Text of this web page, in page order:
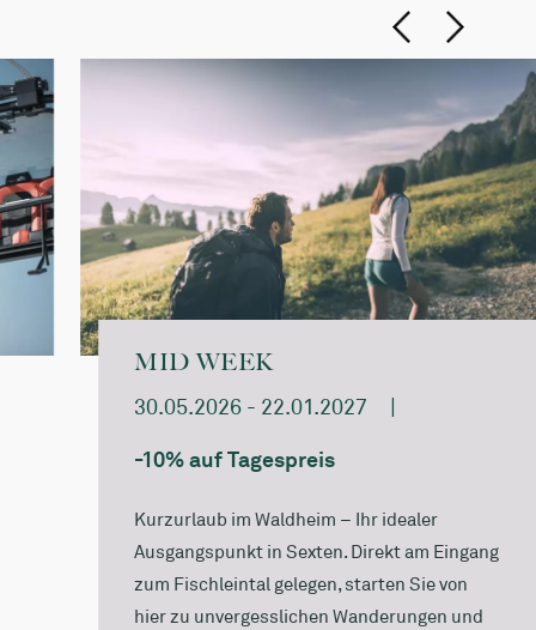
MID WEEK
30.05.2026 - 22.01.2027
|
-10% auf Tagespreis
Kurzurlaub im Waldheim – Ihr idealer
Ausgangspunkt in Sexten. Direkt am Eingang
zum Fischleintal gelegen, starten Sie von
hier zu unvergesslichen Wanderungen und